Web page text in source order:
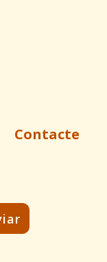
Contacte